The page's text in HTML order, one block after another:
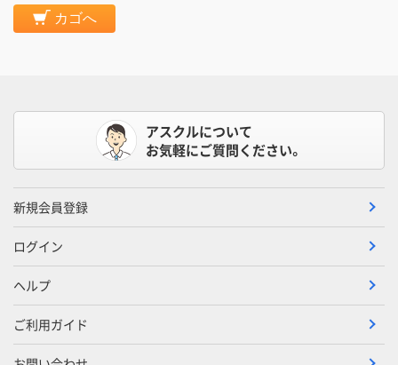
カゴへ
アスクルについて
お気軽にご質問ください。
新規会員登録
ログイン
ヘルプ
ご利用ガイド